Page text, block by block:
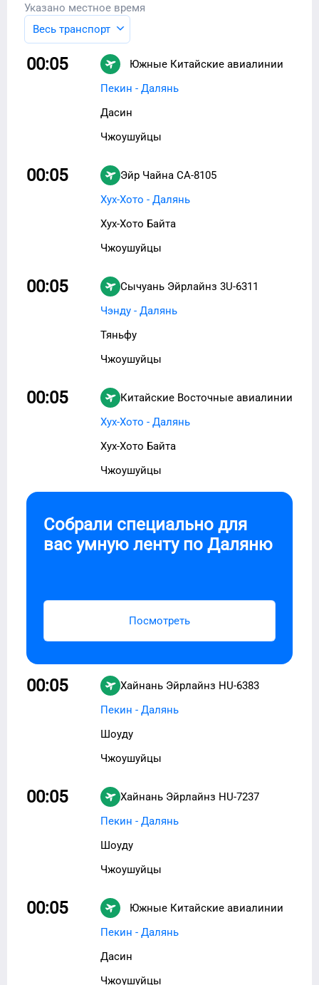
Указано местное время
Весь транспорт
00:05
Южные Китайские авиалинии
Пекин - Далянь
Дасин
Чжоушуйцы
00:05 Эйр Чайна CA-8105
Хух-Хото - Далянь
Хух-Хото Байта
Чжоушуйцы
00:05 Сычуань Эйрлайнз 3U-6311
Чэнду - Далянь
Тяньфу
Чжоушуйцы
00:05
Китайские Восточные авиалинии
MU-6706
Хух-Хото - Далянь
Хух-Хото Байта
Чжоушуйцы
Собрали специально для
вас умную ленту по Даляню
Посмотреть
00:05 Хайнань Эйрлайнз HU-6383
Пекин - Далянь
Шоуду
Чжоушуйцы
00:05 Хайнань Эйрлайнз HU-7237
Пекин - Далянь
Шоуду
Чжоушуйцы
00:05
Южные Китайские авиалинии
Пекин - Далянь
Дасин
Чжоушуйцы